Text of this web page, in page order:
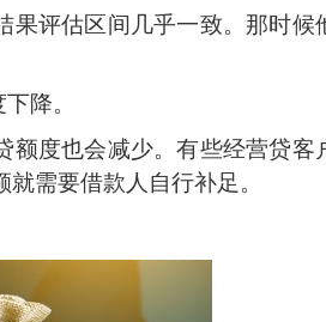
评估区间几乎一致。那时候
降。
额度也会减少。有些经营贷客
需要借款人自行补足。